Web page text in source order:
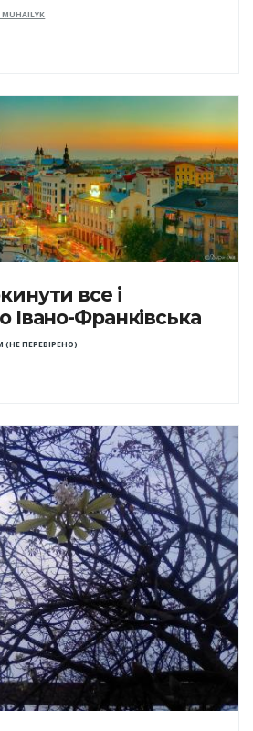
MUHAILYK
все і
Івано-Франківська
(НЕ ПЕРЕВІРЕНО)